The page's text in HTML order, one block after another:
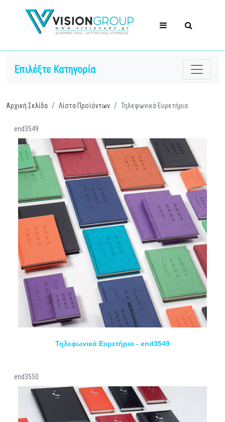
Επιλέξτε Κατηγορία
Αρχική Σελίδα Λίστα Προϊόντων Τηλεφωνικά Ευρετήρια
end3549
Τηλεφωνικά Ευρετήρια - end3549
end3550